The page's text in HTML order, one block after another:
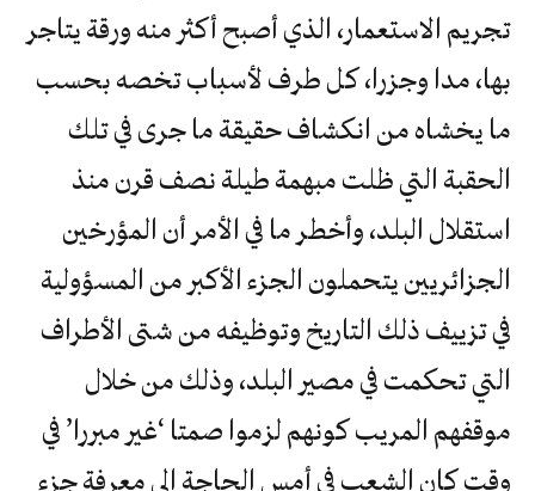
تجريم الاستعمار، الذي أصبح أكثر منه ورقة يتاجر
بها، مدا وجزرا، كل طرف لأسباب تخصه بحسب
ما يخشاه من انكشاف حقيقة ما جرى في تلك
الحقبة التي ظلت مبهمة طيلة نصف قرن منذ
استقلال البلد، وأخطر ما في الأمر أن المؤرخين
الجزائريين يتحملون الجزء الأكبر من المسؤولية
في تزييف ذلك التاريخ وتوظيفه من شتى الأطراف
التي تحكمت في مصير البلد، وذلك من خلال
موقفهم المريب كونهم لزموا صمتا ‘غير مبررا’ في
وقت كان الشعب في أمس الحاجة إلى معرفة جزء